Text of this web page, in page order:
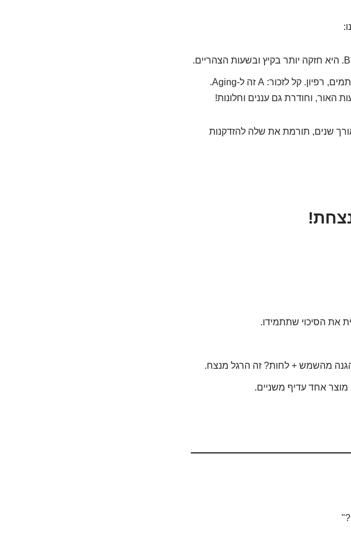
גורמת להזדקנות מוקדמת של העור (Aging) – קמטים, כתמים, רפיון. קל לזכור: A זה ל-Aging.
האור, וחודרת גם עננים וחלונות!
שנים, תורמת את שלה להזדקנות
את הסיכוי שתתמידו.
מהשמש + לחות? זה הרגל מנצח.
אחד עדיף משניים.